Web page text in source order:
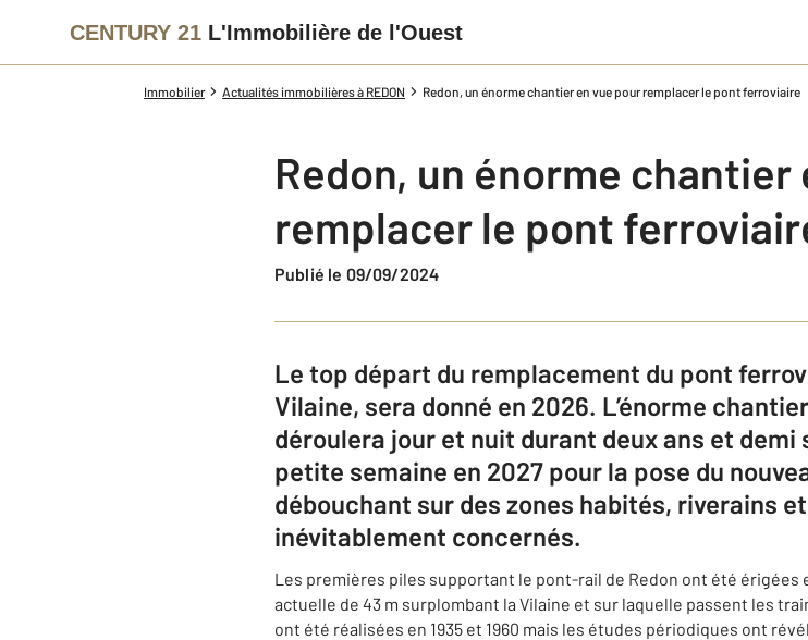
CENTURY 21 L'Immobilière de l'Ouest
Immobilier Actualités immobilières à REDON Redon, un énorme chantier en vue pour remplacer le pont ferroviaire
Redon, un énorme chantier
remplacer le pont
Publié le 09/09/2024
Le top départ du remplacement du pont
Vilaine, sera donné en 2026. L’énorme
déroulera jour et nuit durant deux ans et
petite semaine en 2027 pour la pose du
débouchant sur des zones habités, riverains
inévitablement concernés.
Les premières piles supportant le pont-rail de Redon ont été érigées
actuelle de 43 m surplombant la Vilaine et sur laquelle passent les
ont été réalisées en 1935 et 1960 mais les études périodiques ont